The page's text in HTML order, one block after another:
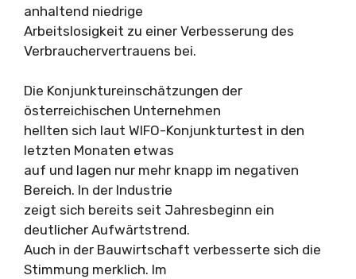
anhaltend niedrige
Arbeitslosigkeit zu einer Verbesserung des
Verbrauchervertrauens bei.
Die Konjunktureinschätzungen der
österreichischen Unternehmen
hellten sich laut WIFO-Konjunkturtest in den
letzten Monaten etwas
auf und lagen nur mehr knapp im negativen
Bereich. In der Industrie
zeigt sich bereits seit Jahresbeginn ein
deutlicher Aufwärtstrend.
Auch in der Bauwirtschaft verbesserte sich die
Stimmung merklich. Im